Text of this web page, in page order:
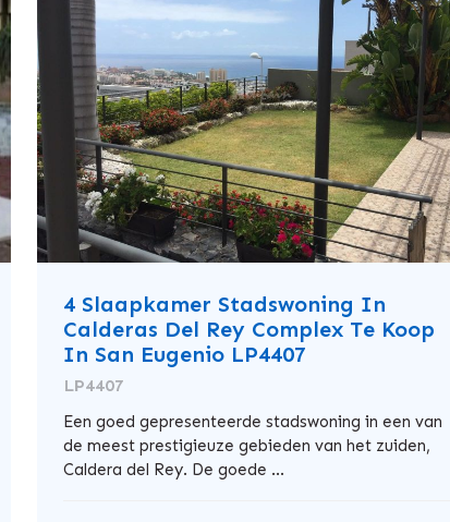
4 Slaapkamer Stadswoning In
Calderas Del Rey Complex Te Koop
In San Eugenio LP4407
LP4407
Een goed gepresenteerde stadswoning in een van
de meest prestigieuze gebieden van het zuiden,
Caldera del Rey. De goede ...